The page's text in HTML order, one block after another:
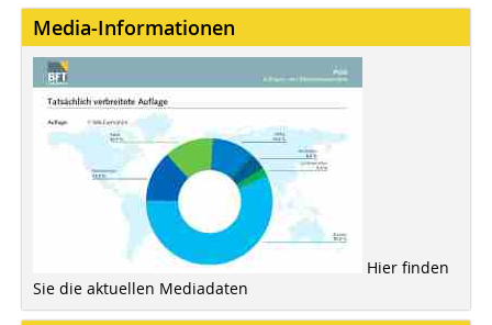
Media-Informationen
Hier finden
Sie die aktuellen Mediadaten